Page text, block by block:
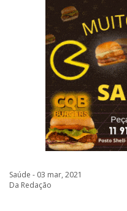
Saúde - 03 mar, 2021
Da Redação